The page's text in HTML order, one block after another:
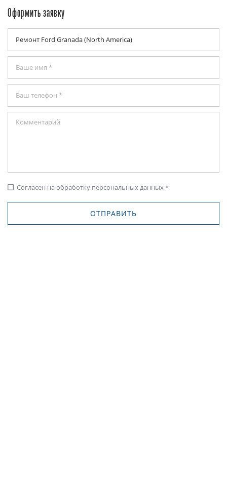
Оформить заявку
check_box_outline_blank Согласен на обработку персональных данных *